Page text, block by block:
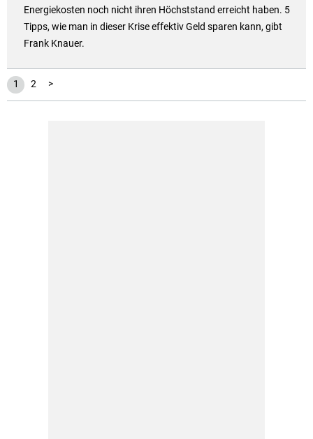
Energiekosten noch nicht ihren Höchststand erreicht haben. 5
Tipps, wie man in dieser Krise effektiv Geld sparen kann, gibt
Frank Knauer.
1 2 >